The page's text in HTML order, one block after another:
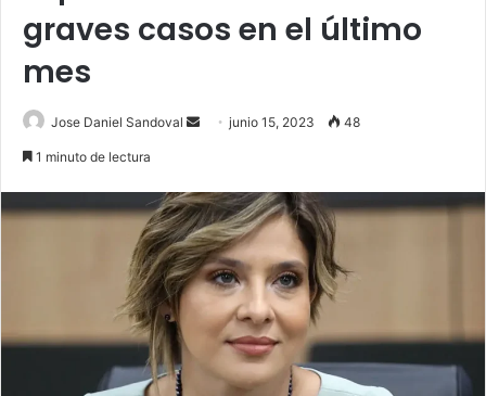
graves casos en el último
mes
Jose Daniel Sandoval
Sendjunio 15, 2023 48
1 minuto de lectura